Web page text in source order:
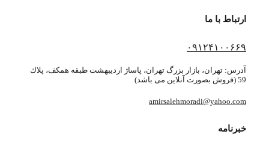
ارتباط با ما
۰۹۱۲۴۱۰۰۶۶۹
آدرس: تهران، بازار بزرگ تهران، پاساژ ارديبهشت طبقه همكف، پلاك
59 (فروش بصورت آنلاین می باشد)
amirsalehmoradi@yahoo.com
خبرنامه